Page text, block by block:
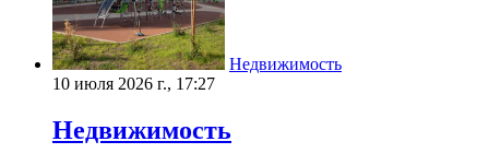
Недвижимость
10 июля 2026 г., 17:27
Недвижимость